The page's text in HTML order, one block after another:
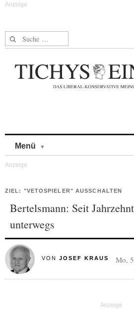
Suche nach:
Menü
ZIEL: "VETOSPIELER" AUSSCHALTEN
Bertelsmann: Seit
unterwegs
VON JOSEF KRAUS Mo,